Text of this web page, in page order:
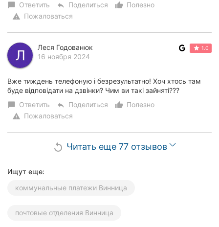
chat_bubble Ответить reply Поделиться thumb_up_alt
Полезно
warning Пожаловаться
Леся Годованюк
16 ноября 2024
1.0
Вже тиждень телефоную і безрезультатно! Хоч хтось там
буде відповідати на дзвінки? Чим ви такі зайняті???
chat_bubble Ответить reply Поделиться thumb_up_alt
Полезно
warning Пожаловаться
replay Читать еще 77 отзывов
Ищут еще:
коммунальные платежи Винница
почтовые отделения Винница